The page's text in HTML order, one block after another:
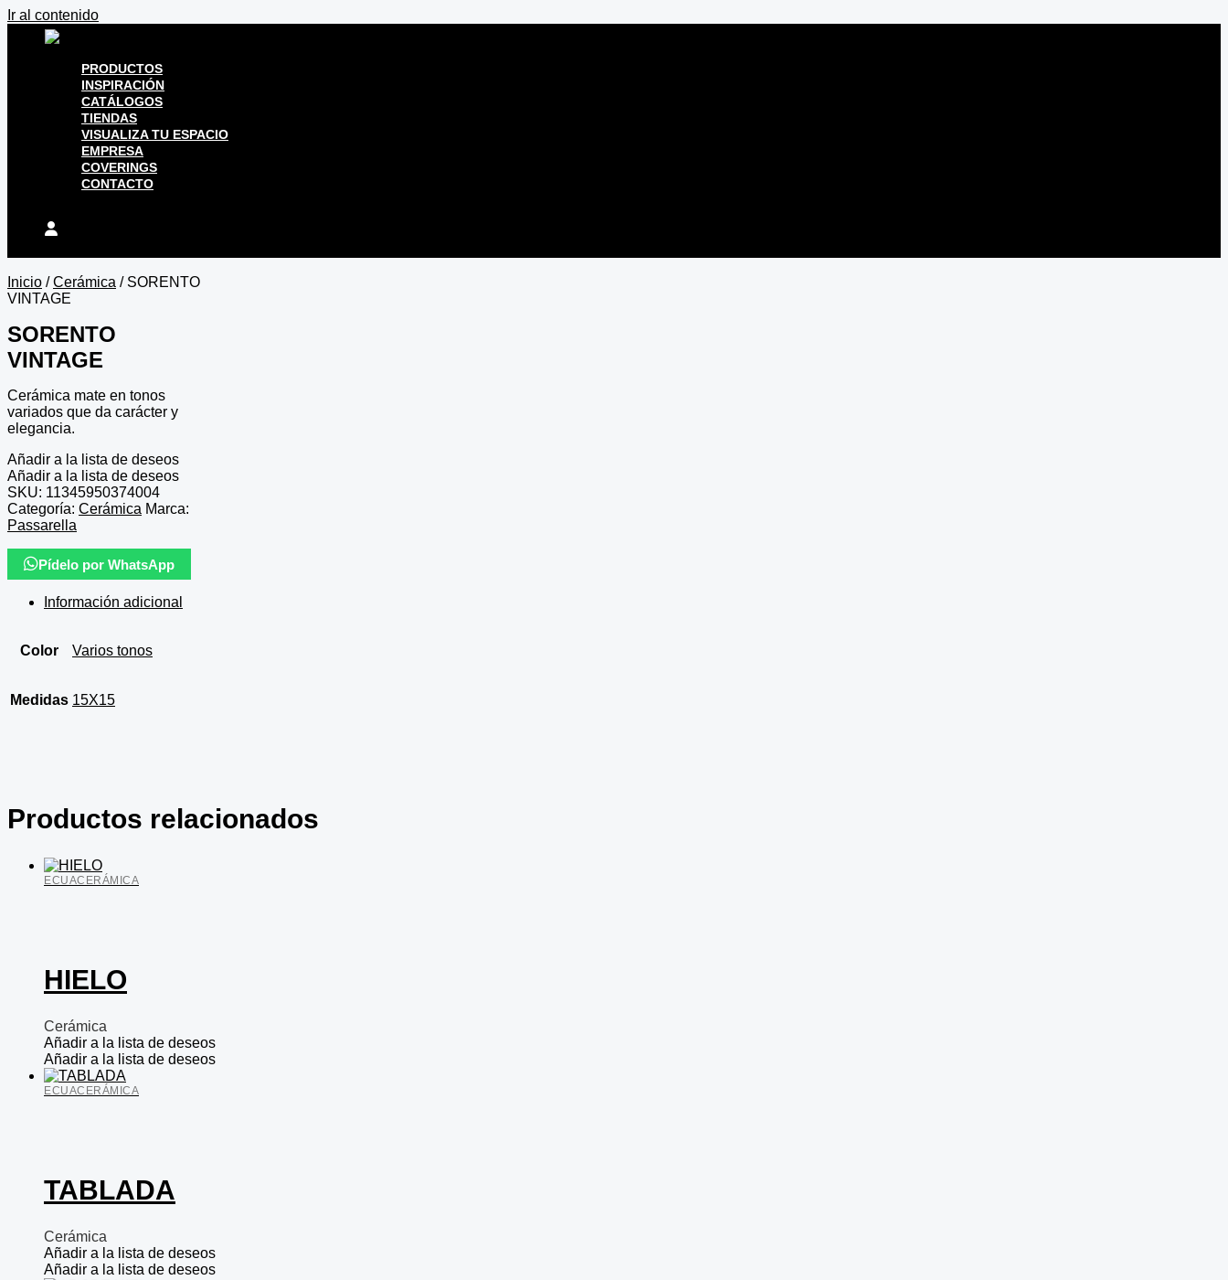
Ir al contenido
PRODUCTOS
INSPIRACIÓN
CATÁLOGOS
TIENDAS
VISUALIZA TU ESPACIO
EMPRESA
COVERINGS
CONTACTO
Inicio /Cerámica / SORENTO
VINTAGE
SORENTO
VINTAGE
Cerámica mate en tonos
variados que da carácter y
elegancia.
Añadir a la lista de deseos
Añadir a la lista de deseos
SKU: 11345950374004
Categoría: Cerámica Marca:
Passarella
Pídelo por WhatsApp
Información adicional
Color Varios tonos
Medidas 15X15
Productos relacionados
ECUACERÁMICA
HIELO
Cerámica
Añadir a la lista de deseos
Añadir a la lista de deseos
ECUACERÁMICA
TABLADA
Cerámica
Añadir a la lista de deseos
Añadir a la lista de deseos